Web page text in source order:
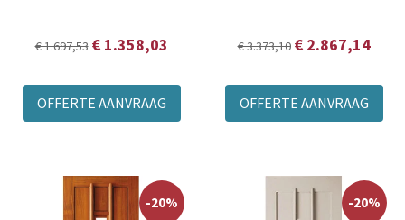
€ 1.697,53 € 1.358,03
OFFERTE AANVRAAG
€ 3.373,10 € 2.867,14
OFFERTE AANVRAAG
-20% -20%